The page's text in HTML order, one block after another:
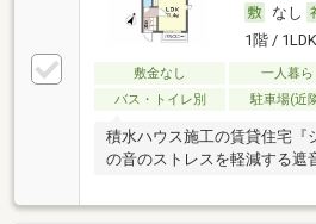
なし
1階 /
敷金なし 一人暮ら
バス・トイレ別
駐車場(近
積水ハウス施工の賃貸住宅『
の音のストレスを軽減する遮